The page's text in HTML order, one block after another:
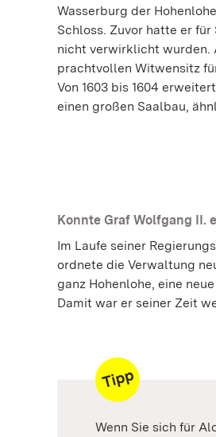
Wasserburg der
Schloss. Zuvor hatte er
nicht verwirklicht wurden.
prachtvollen Witwensitz
Von 1603 bis 1604
einen großen Saalbau,
Konnte Graf Wolfgang II.
Im Laufe seiner
ordnete die Verwaltung
ganz Hohenlohe, eine
Damit war er seiner Zeit
Wenn Sie sich für